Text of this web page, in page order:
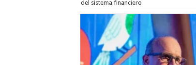
del sistema financiero